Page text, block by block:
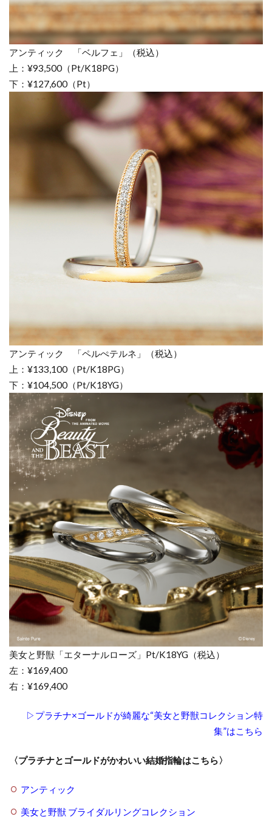
アンティック 「ベルフェ」（税込）
上：¥93,500（Pt/K18PG）
下：¥127,600（Pt）
アンティック 「ペルぺテルネ」（税込）
上：¥133,100（Pt/K18PG）
下：¥104,500（Pt/K18YG）
美女と野獣「エターナルローズ」Pt/K18YG（税込）
左：¥169,400
右：¥169,400
▷プラチナ×ゴールドが綺麗な“美女と野獣コレクション特
集”はこちら
〈プラチナとゴールドがかわいい結婚指輪はこちら〉
アンティック
美女と野獣 ブライダルリングコレクション